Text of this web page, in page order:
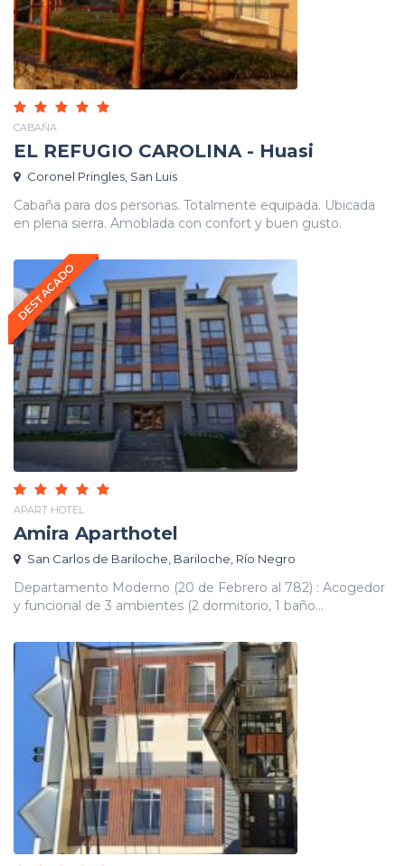
CABAÑA
EL REFUGIO CAROLINA - Huasi
Coronel Pringles, San Luis
Cabaña para dos personas. Totalmente equipada. Ubicada
en plena sierra. Amoblada con confort y buen gusto.
DESTACADO
APART HOTEL
Amira Aparthotel
San Carlos de Bariloche, Bariloche, Río Negro
Departamento Moderno (20 de Febrero al 782) : Acogedor
y funcional de 3 ambientes (2 dormitorio, 1 baño...